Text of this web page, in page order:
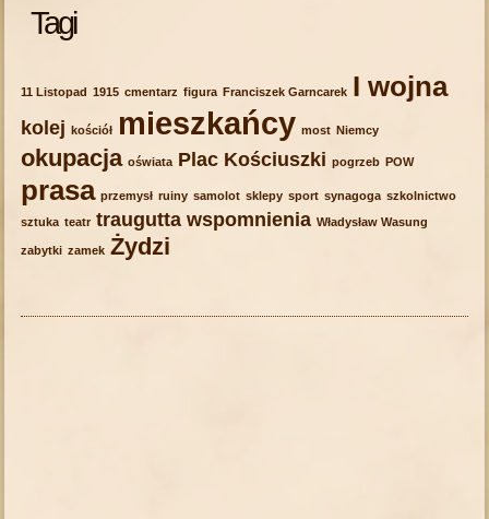
Tagi
11 Listopad 1915 cmentarz figura Franciszek Garncarek I wojna
kolej kościół mieszkańcy most Niemcy
okupacja oświata Plac Kościuszki pogrzeb POW
prasa przemysł ruiny samolot sklepy sport synagoga szkolnictwo
sztuka teatr traugutta wspomnienia Władysław Wasung
zabytki zamek Żydzi